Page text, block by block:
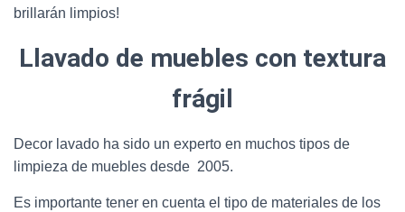
brillarán limpios!
Llavado de muebles con textura
frágil
Decor lavado ha sido un experto en muchos tipos de
limpieza de muebles desde 2005.
Es importante tener en cuenta el tipo de materiales de los